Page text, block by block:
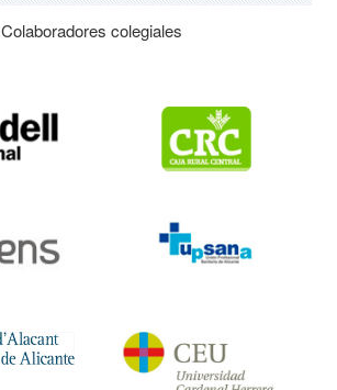
Colaboradores colegiales